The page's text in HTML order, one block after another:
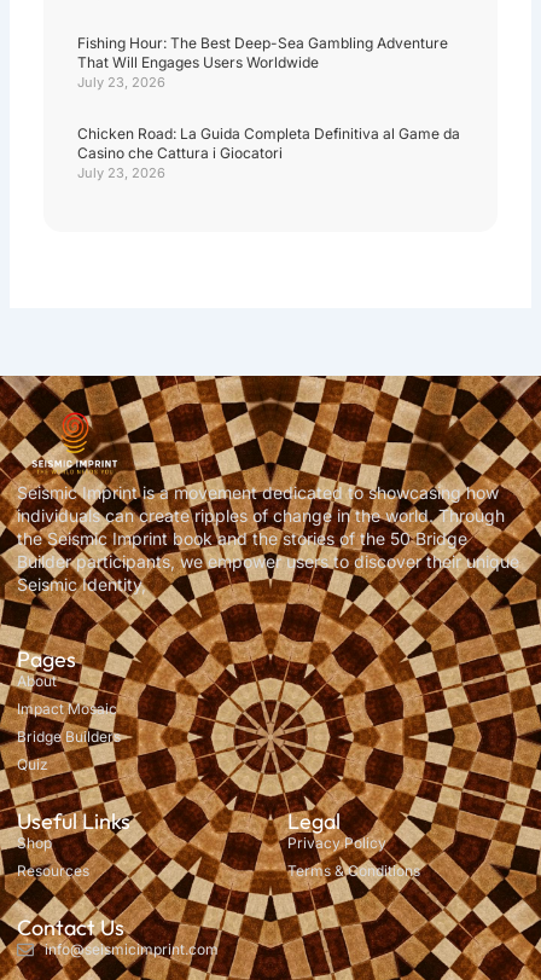
Fishing Hour: The Best Deep-Sea Gambling Adventure
That Will Engages Users Worldwide
July 23, 2026
Chicken Road: La Guida Completa Definitiva al Game da
Casino che Cattura i Giocatori
July 23, 2026
Pages
About
Impact Mosaic
Bridge Builders
Quiz
Useful Links
Shop
Resources
Legal
Privacy Policy
Terms & Conditions
Contact Us
info@seismicimprint.com
Seismic Imprint is a movement dedicated to showcasing how
individuals can create ripples of change in the world. Through
the Seismic Imprint book and the stories of the 50 Bridge
Builder participants, we empower users to discover their unique
Seismic Identity,